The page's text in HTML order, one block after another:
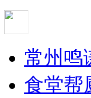
常州鸣
食堂帮